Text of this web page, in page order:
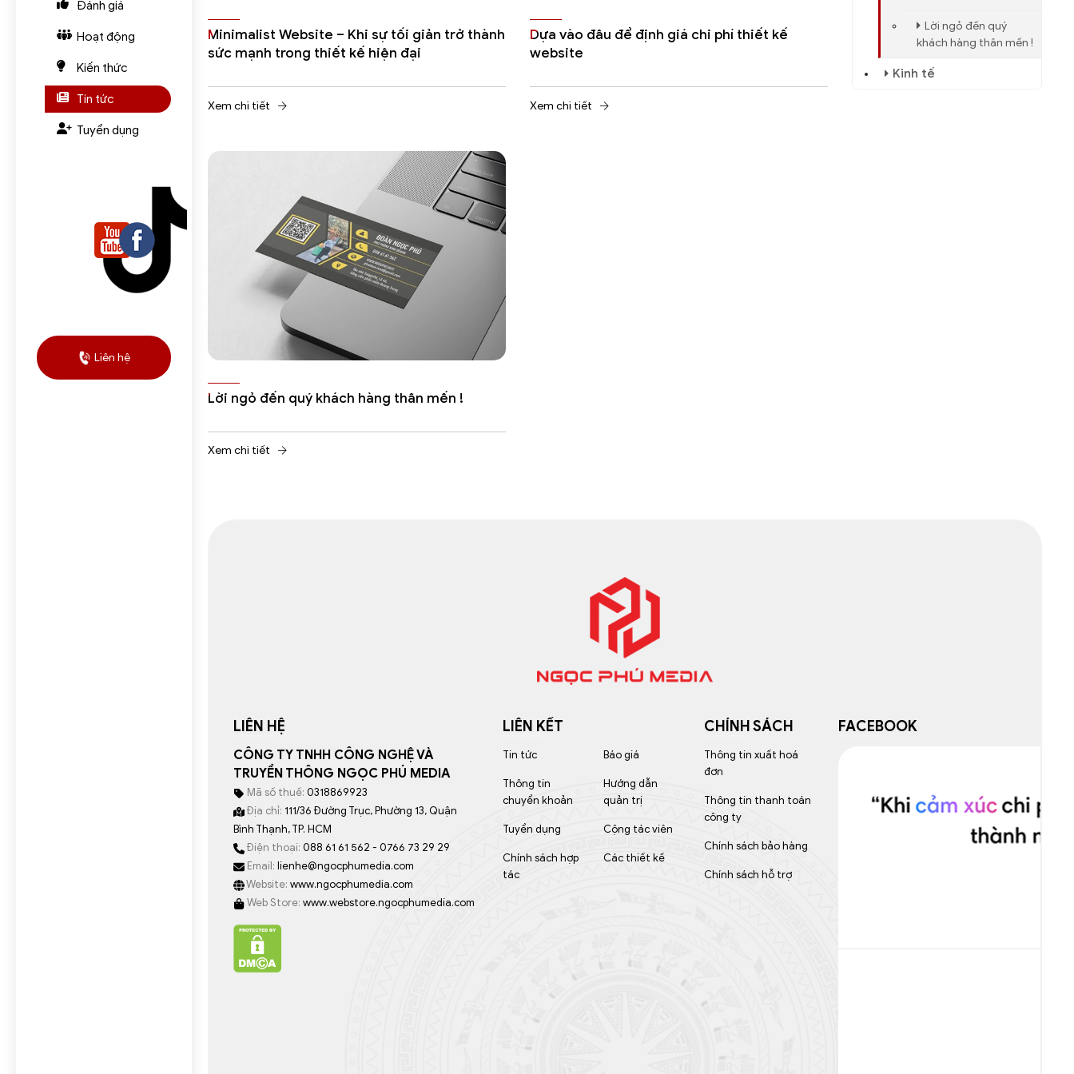
Đánh giá
Hoạt động
Kiến thức
Tin tức
Tuyển dụng
Liên hệ
Minimalist Website – Khi sự tối giản trở thành
sức mạnh trong thiết kế hiện đại
Xem chi tiết
Dựa vào đâu để định giá chi phí thiết kế
website
Xem chi tiết
Lời ngỏ đến quý khách hàng thân mến !
Xem chi tiết
Lời ngỏ đến quý
khách hàng thân mến !
Kinh tế
LIÊN HỆ
CÔNG TY TNHH CÔNG NGHỆ VÀ
TRUYỀN THÔNG NGỌC PHÚ MEDIA
Mã số thuế: 0318869923
Địa chỉ: 111/36 Đường Trục, Phường 13, Quận
Bình Thạnh, TP. HCM
Điện thoại: 088 61 61 562 - 0766 73 29 29
Email: lienhe@ngocphumedia.com
Website: www.ngocphumedia.com
Web Store: www.webstore.ngocphumedia.com
LIÊN KẾT
Tin tức Báo giá
Thông tin
chuyển khoản
Hướng dẫn
quản trị
Tuyển dụng Cộng tác viên
Chính sách hợp
tác
Các thiết kế
CHÍNH SÁCH
Thông tin xuất hoá
đơn
Thông tin thanh toán
công ty
Chính sách bảo hàng
Chính sách hỗ trợ
FACEBOOK